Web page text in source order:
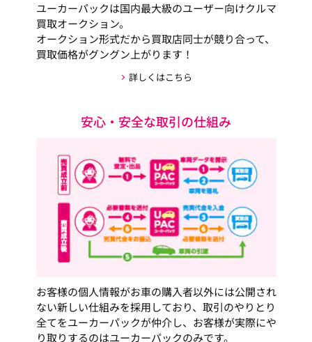
ユーカーパックは国内最大級のユーザー向けクルマ
買取オークション。
オークション形式だから買取店同士が競り合って、
買取価格がグングン上がります！
詳しくはこちら
安心・安全な取引の仕組み
お客様の個人情報がお車の購入者以外には公開され
ない新しい仕組みを採用しており、取引のやりとり
全てをユーカーパックが仲介し、お客様が実際にや
り取りするのはユーカーパックのみです。